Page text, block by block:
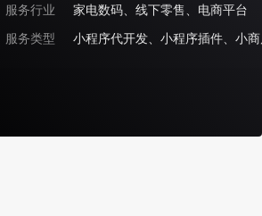
服务行业
家电数码、线下零售、电商平台
服务类型
小程序代开发、小程序插件、小